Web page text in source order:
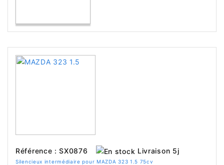
Référence : SX0876 Livraison 5j
Silencieux intermédiaire pour MAZDA 323 1.5 75cv